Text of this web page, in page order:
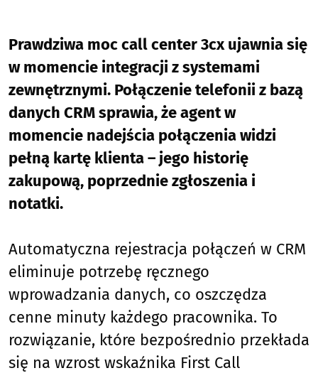
Prawdziwa moc call center 3cx ujawnia się
w momencie integracji z systemami
zewnętrznymi. Połączenie telefonii z bazą
danych CRM sprawia, że agent w
momencie nadejścia połączenia widzi
pełną kartę klienta – jego historię
zakupową, poprzednie zgłoszenia i
notatki.
Automatyczna rejestracja połączeń w CRM
eliminuje potrzebę ręcznego
wprowadzania danych, co oszczędza
cenne minuty każdego pracownika. To
rozwiązanie, które bezpośrednio przekłada
się na wzrost wskaźnika First Call